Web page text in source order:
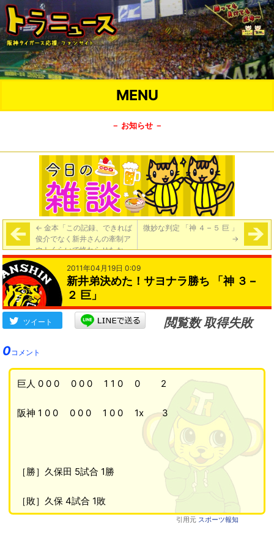
MENU
－ お知らせ －
← 金本「この記録、できれば
俊介でなく新井さんの牽制ア
ウトくらいで終わらせたかっ
たですね」
微妙な判定 「神 ４ – ５ 巨 」
→
2011年04月19日 0:09
新井弟決めた！サヨナラ勝ち 「神 ３ –
２ 巨」
ツイート
閲覧数 取得失敗
0コメント
巨人 0 0 0 0 0 0 1 1 0 0 2
阪神 1 0 0 0 0 0 1 0 0 1x 3
［勝］久保田 5試合 1勝
［敗］久保 4試合 1敗
引用元 スポーツ報知